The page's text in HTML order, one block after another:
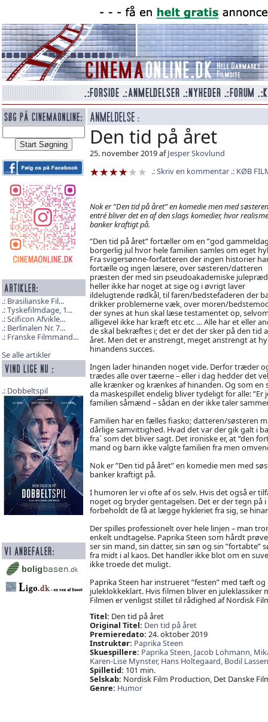
Brasilianske Fil...
Tyskefilmdage, 1...
Scificon Afvikle...
Berlinalen Nr. 7...
Franske Filmmand...
Se alle artikler
Dobbeltspil
Den tid på året
25. november 2019 afJesper Skovlund
Skriv en kommentar
KØB
Nok er ”Den tid på året” en komedie men med
entré bliver det en af den slags komedier, hvor
banker kraftigt på.
”Den tid på året” fortæller om en ”god
borgerlig jul hvor hele familien samles om eget
Fra svigersønne-forfatteren der ingen historier
fortælle og ingen læsere, over søsteren/datteren
præsten der med sin pseudoakademiske
heller ikke har noget at sige og i øvrigt laver
ildelugtende rødkål, til faren/bedstefaderen der
drikker problemerne væk, over moren/
der synes at hun skal læse testamentet op,
alligevel ikke har kræft etc etc … Alle har et eller
de skal bekræftes i; det er det der sker på den tid
året. Men det er anstrengt, meget anstrengt at
hinandens succes.
Ingen lader hinanden noget vide. Derfor træder
trædes alle over tæerne – eller i dag hedder det
alle krænker og krænkes af hinanden. Og som en
da maskespillet endelig bliver tydeligt for alle: ”Er
familien såmænd – sådan en der ikke taler
Familien har en fælles fiasko; datteren/søsteren
dårlige samvittighed. Hvad det var der gik galt i
fra´ som det bliver sagt. Det ironiske er, at ”den
mand og barn ikke valgte familien fra men
Nok er ”Den tid på året” en komedie men med
banker kraftigt på.
I humoren ler vi ofte af os selv. Hvis det også er
noget og bryder gentagelsen. Det er der tegn på
forbeholdt de få at lægge hykleriet fra sig, se
Der spilles professionelt over hele linjen – man
enkelt undtagelse. Paprika Steen som hårdt
ser sin mand, sin datter, sin søn og sin
fra midt i al kaos. Det handler ikke blot om en
ikke troede det muligt.
Paprika Steen har instrueret ”festen” med tæft
juleklokkeklart. Hvis filmen bliver en
Filmen er venligst stillet til rådighed af Nordisk
Titel: Den tid på året
Original Titel: Den tid på året
Premieredato: 24. oktober 2019
Instruktør: Paprika Steen
Skuespillere: Paprika Steen, Jacob Lohmann,
Karen-Lise Mynster, Hans Holtegaard, Bodil
Spilletid: 101 min.
Selskab: Nordisk Film Production, Det Danske
Genre: Humor